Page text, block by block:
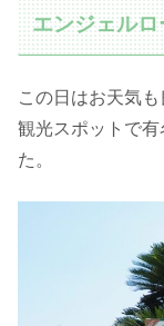
エンジェルロ
この日はお天気
観光スポットで有
た。